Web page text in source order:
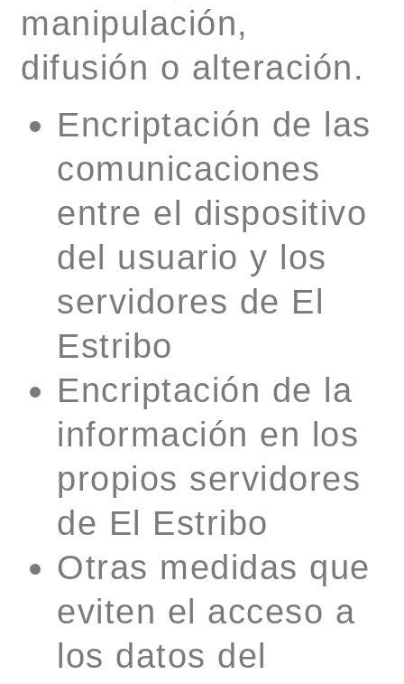
manipulación,
difusión o alteración.
Encriptación de las
comunicaciones
entre el dispositivo
del usuario y los
servidores de El
Estribo
Encriptación de la
información en los
propios servidores
de El Estribo
Otras medidas que
eviten el acceso a
los datos del